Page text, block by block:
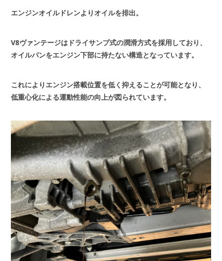
エンジンオイルドレンよりオイルを排出。
V8ヴァンテージはドライサンプ式の潤滑方式を採用しており、
オイルパンをエンジン下部に持たない構造となっています。
これによりエンジン搭載位置を低く抑えることが可能となり、
低重心化による運動性能の向上が図られています。